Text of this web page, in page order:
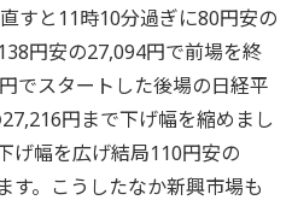
すと11時10分過ぎに80円安の
円安の27,094円で前場を終
でスタートした後場の日経平
円まで下げ幅を縮めまし
げ幅を広げ結局110円安の
す。こうしたなか新興市場も